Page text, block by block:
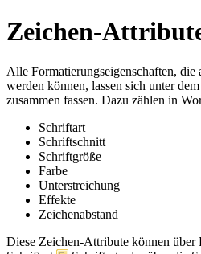
Zeichen-
Alle Formatierungseigenschaften, die
werden können, lassen sich unter
zusammen fassen. Dazu zählen in
Schriftart
Schriftschnitt
Schriftgröße
Farbe
Unterstreichung
Effekte
Zeichenabstand
Diese Zeichen-Attribute können über